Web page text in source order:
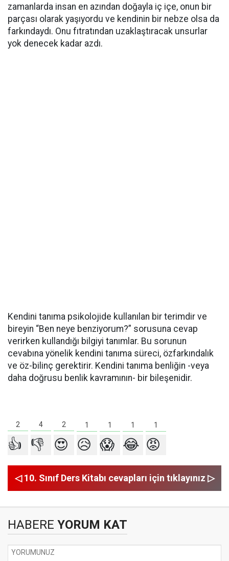
zamanlarda insan en azından doğayla iç içe, onun bir
parçası olarak yaşıyordu ve kendinin bir nebze olsa da
farkındaydı. Onu fıtratından uzaklaştıracak unsurlar
yok denecek kadar azdı.
Kendini tanıma psikolojide kullanılan bir terimdir ve
bireyin “Ben neye benziyorum?” sorusuna cevap
verirken kullandığı bilgiyi tanımlar. Bu sorunun
cevabına yönelik kendini tanıma süreci, özfarkındalık
ve öz-bilinç gerektirir. Kendini tanıma benliğin -veya
daha doğrusu benlik kavramının- bir bileşenidir.
2 4 2 1 1 1 1
👍 👎 😍 😥 😱 😂 😡
◁ 10. Sınıf Ders Kitabı cevapları için tıklayınız ▷
HABERE YORUM KAT